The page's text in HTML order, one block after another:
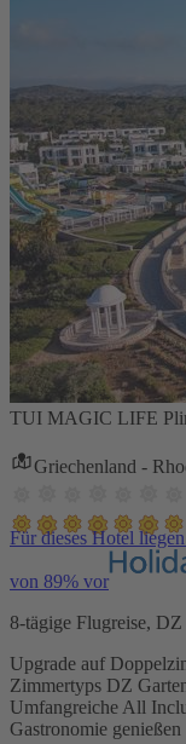
TUI MAGIC LIFE
Griechenland -
Für dieses Hotel
von 89% vor
8-tägige Flugreise,
Upgrade auf
Zimmertyps DZ
Umfangreiche All
Gastronomie genießen